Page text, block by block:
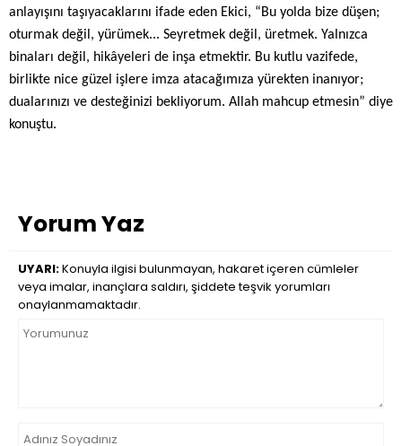
anlayışını taşıyacaklarını ifade eden Ekici, “Bu yolda bize düşen;
oturmak değil, yürümek... Seyretmek değil, üretmek. Yalnızca
binaları değil, hikâyeleri de inşa etmektir. Bu kutlu vazifede,
birlikte nice güzel işlere imza atacağımıza yürekten inanıyor;
dualarınızı ve desteğinizi bekliyorum. Allah mahcup etmesin” diye
konuştu.
Yorum Yaz
UYARI:Konuyla ilgisi bulunmayan, hakaret içeren cümleler
veya imalar, inançlara saldırı, şiddete teşvik yorumları
onaylanmamaktadır.